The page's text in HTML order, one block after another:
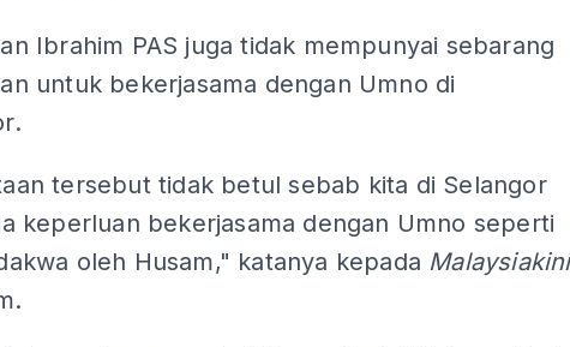
Ibrahim PAS juga tidak mempunyai sebarang
untuk bekerjasama dengan Umno di
tersebut tidak betul sebab kita di Selangor
keperluan bekerjasama dengan Umno seperti
oleh Husam," katanya kepada Malaysiakini